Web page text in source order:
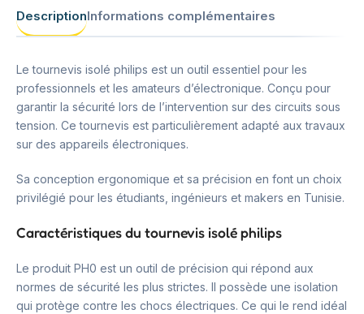
DescriptionInformations complémentaires
Le tournevis isolé philips est un outil essentiel pour les
professionnels et les amateurs d’électronique. Conçu pour
garantir la sécurité lors de l’intervention sur des circuits sous
tension. Ce tournevis est particulièrement adapté aux travaux
sur des appareils électroniques.
Sa conception ergonomique et sa précision en font un choix
privilégié pour les étudiants, ingénieurs et makers en Tunisie.
Caractéristiques du tournevis isolé philips
Le produit PH0 est un outil de précision qui répond aux
normes de sécurité les plus strictes. Il possède une isolation
qui protège contre les chocs électriques. Ce qui le rend idéal